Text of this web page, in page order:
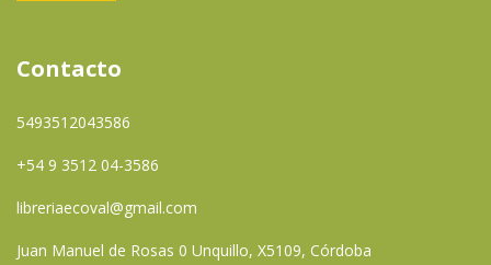
Contacto
5493512043586
+54 9 3512 04-3586
libreriaecoval@gmail.com
Juan Manuel de Rosas 0 Unquillo, X5109, Córdoba